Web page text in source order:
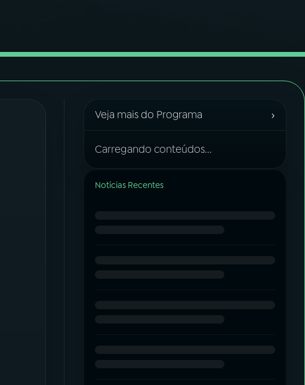
Veja mais do Programa ›
Carregando conteúdos...
Notícias Recentes